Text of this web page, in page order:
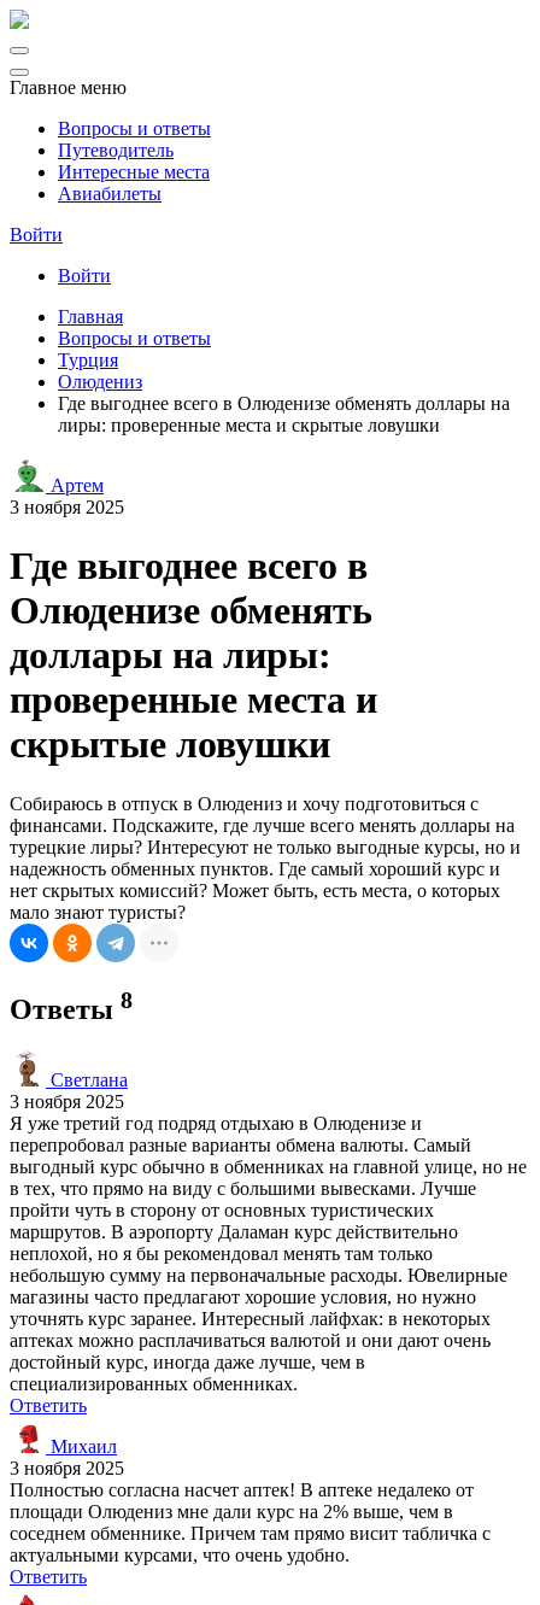
Главное меню
Вопросы и ответы
Путеводитель
Интересные места
Авиабилеты
Войти
Войти
Главная
Вопросы и ответы
Турция
Олюдениз
Где выгоднее всего в Олюденизе обменять доллары на
лиры: проверенные места и скрытые ловушки
Артем
3 ноября 2025
Где выгоднее всего в
Олюденизе обменять
доллары на лиры:
проверенные места и
скрытые ловушки
Собираюсь в отпуск в Олюдениз и хочу подготовиться с
финансами. Подскажите, где лучше всего менять доллары на
турецкие лиры? Интересуют не только выгодные курсы, но и
надежность обменных пунктов. Где самый хороший курс и
нет скрытых комиссий? Может быть, есть места, о которых
мало знают туристы?
Ответы 8
Светлана
3 ноября 2025
Я уже третий год подряд отдыхаю в Олюденизе и
перепробовал разные варианты обмена валюты. Самый
выгодный курс обычно в обменниках на главной улице, но не
в тех, что прямо на виду с большими вывесками. Лучше
пройти чуть в сторону от основных туристических
маршрутов. В аэропорту Даламан курс действительно
неплохой, но я бы рекомендовал менять там только
небольшую сумму на первоначальные расходы. Ювелирные
магазины часто предлагают хорошие условия, но нужно
уточнять курс заранее. Интересный лайфхак: в некоторых
аптеках можно расплачиваться валютой и они дают очень
достойный курс, иногда даже лучше, чем в
специализированных обменниках.
Ответить
Михаил
3 ноября 2025
Полностью согласна насчет аптек! В аптеке недалеко от
площади Олюдениз мне дали курс на 2% выше, чем в
соседнем обменнике. Причем там прямо висит табличка с
актуальными курсами, что очень удобно.
Ответить